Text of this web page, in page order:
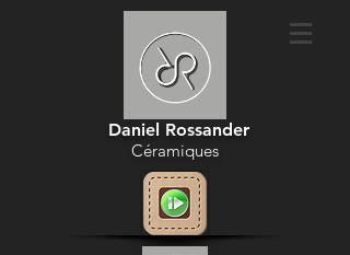
Daniel Rossander
Céramiques